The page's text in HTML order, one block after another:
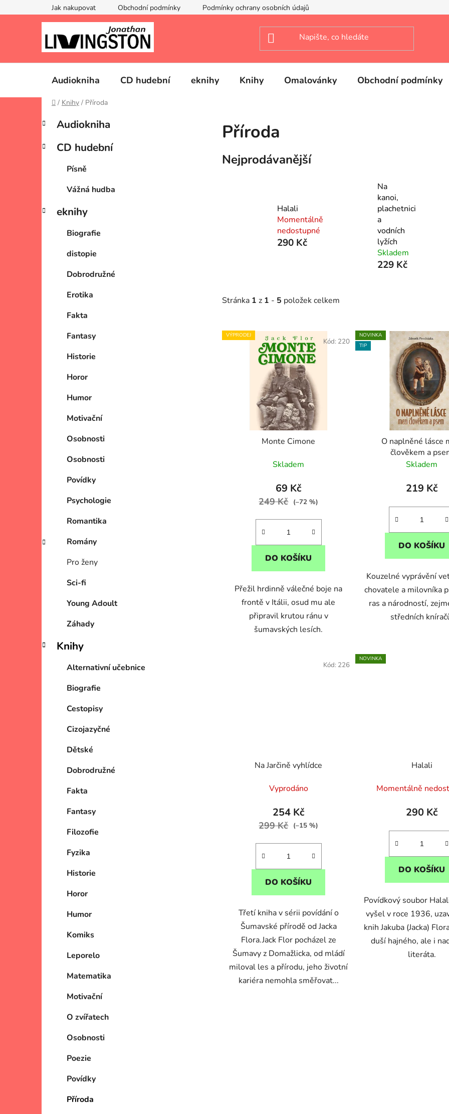
na
Jak nakupovat Obchodní podmínky Podmínky ochrany osobních údajů
Audiokniha CD hudební eknihy Knihy Omalovánky Obchodní podmínky
Domů
/ Knihy / Příroda
P
s
n
Přeskočit
kategorie
K
a
e
e
Audiokniha
CD hudební
Písně
Vážná hudba
eknihy
Biografie
distopie
Dobrodružné
Erotika
Fakta
Fantasy
Historie
Horor
Humor
Motivační
Osobnosti
Osobnosti
Povídky
Psychologie
Romantika
Romány
Pro ženy
Sci-fi
Young Adoult
Záhady
Knihy
Alternativní učebnice
Biografie
Cestopisy
Cizojazyčné
Dětské
Dobrodružné
Fakta
Fantasy
Filozofie
Fyzika
Historie
Horor
Humor
Komiks
Leporelo
Matematika
Motivační
O zvířatech
Osobnosti
Poezie
Povídky
Příroda
Příroda
Nejprodávanější
Halali
Momentálně
nedostupné
290 Kč
Na
kanoi,
plachetnici
a
vodních
lyžích
Skladem
229 Kč
Stránka 1 z 1 - 5 položek celkem
V
ý
VÝPRODEJ
Monte Cimone
Skladem
69 Kč
249 Kč (–72 %)
DO KOŠÍKU
Přežil hrdinně válečné boje na
frontě v Itálii, osud mu ale
připravil krutou ránu v
šumavských lesích.
Kód: 220
NOVINKA
TIP
O naplněné lásce
člověkem a
Skladem
219 Kč
DO KOŠÍKU
Kouzelné vyprávění
chovatele a milovníka
ras a národností,
středních
Na Jarčině vyhlídce
Vyprodáno
254 Kč
299 Kč (–15 %)
DO KOŠÍKU
Třetí kniha v sérii povídání o
Šumavské přírodě od Jacka
Flora.Jack Flor pocházel ze
Šumavy z Domažlicka, od mládí
miloval les a přírodu, jeho životní
kariéra nemohla směřovat...
Kód: 226
NOVINKA
Halali
Momentálně
290 Kč
DO KOŠÍKU
Povídkový soubor
vyšel v roce 1936,
knih Jakuba (Jacka)
duší hajného, ale i
literáta.